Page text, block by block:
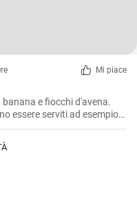
Mi piace
e fiocchi d'avena.
essere serviti ad esempio